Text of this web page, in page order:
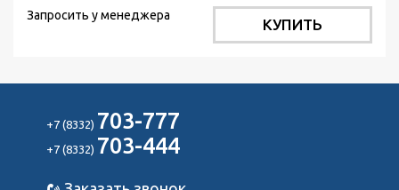
Запросить у менеджера
КУПИТЬ
+7 (8332) 703-777
+7 (8332) 703-444